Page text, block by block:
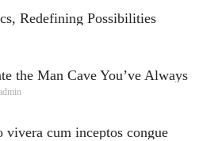
Redefining Possibilities
the Man Cave You’ve Always
vivera cum inceptos congue